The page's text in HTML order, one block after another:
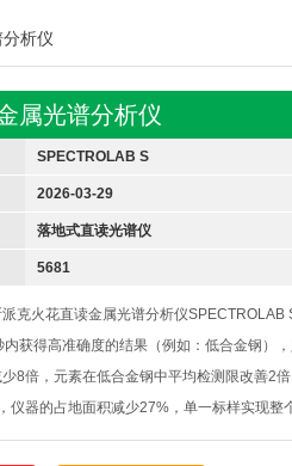
析仪
属光谱分析仪
SPECTROLAB S
2026-03-29
落地式直读光谱仪
5681
克火花直读金属光谱分析仪SPECTROLAB
内获得高准确度的结果（例如：低合金钢）
少8倍，元素在低合金钢中平均检测限改善2
仪器的占地面积减少27%，单一标样实现整
工作时间